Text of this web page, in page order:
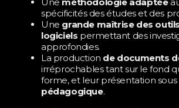
spécificités des études et des
Une grande maîtrise des
logiciels permettant des
approfondies.
La production de documents
irréprochables tant sur le fond
forme, et leur présentation
pédagogique.